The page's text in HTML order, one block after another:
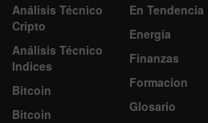
Análisis Técnico
Cripto
Análisis Técnico
Indices
Bitcoin
Bitcoin
En Tendencia
Energía
Finanzas
Formacion
Glosario